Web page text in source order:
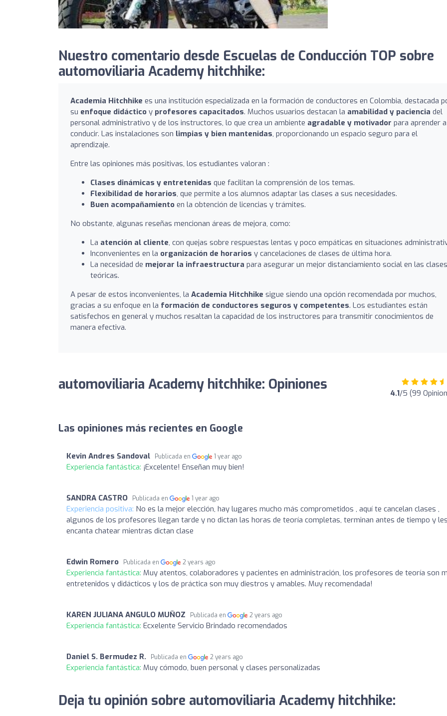
Nuestro comentario desde Escuelas de Conducción TOP sobre
automoviliaria Academy hitchhike:
Academia Hitchhike es una institución especializada en la formación de conductores en Colombia, destacada
su enfoque didáctico y profesores capacitados. Muchos usuarios destacan la amabilidad y paciencia del
personal administrativo y de los instructores, lo que crea un ambiente agradable y motivador para aprender a
conducir. Las instalaciones son limpias y bien mantenidas, proporcionando un espacio seguro para el
aprendizaje.
Entre las opiniones más positivas, los estudiantes valoran :
Clases dinámicas y entretenidas que facilitan la comprensión de los temas.
Flexibilidad de horarios, que permite a los alumnos adaptar las clases a sus necesidades.
Buen acompañamiento en la obtención de licencias y trámites.
No obstante, algunas reseñas mencionan áreas de mejora, como:
La atención al cliente, con quejas sobre respuestas lentas y poco empáticas en situaciones
Inconvenientes en la organización de horarios y cancelaciones de clases de última hora.
La necesidad de mejorar la infraestructura para asegurar un mejor distanciamiento social en las clases
teóricas.
A pesar de estos inconvenientes, la Academia Hitchhike sigue siendo una opción recomendada por muchos,
gracias a su enfoque en la formación de conductores seguros y competentes. Los estudiantes están
satisfechos en general y muchos resaltan la capacidad de los instructores para transmitir conocimientos de
manera efectiva.
automoviliaria Academy hitchhike: Opiniones 4.1/5 (99
Las opiniones más recientes en Google
Kevin Andres Sandoval Publicada en 1 year ago
Experiencia fantástica: ¡Excelente! Enseñan muy bien!
SANDRA CASTRO Publicada en 1 year ago
Experiencia positiva: No es la mejor elección, hay lugares mucho más comprometidos , aquí te cancelan clases ,
algunos de los profesores llegan tarde y no dictan las horas de teoría completas, terminan antes de tiempo y
encanta chatear mientras dictan clase
Edwin Romero Publicada en 2 years ago
Experiencia fantástica: Muy atentos, colaboradores y pacientes en administración, los profesores de teoría son
entretenidos y didácticos y los de práctica son muy diestros y amables. Muy recomendada!
KAREN JULIANA ANGULO MUÑOZ Publicada en 2 years ago
Experiencia fantástica: Ecxelente Servicio Brindado recomendados
Daniel S. Bermudez R. Publicada en 2 years ago
Experiencia fantástica: Muy cómodo, buen personal y clases personalizadas
Deja tu opinión sobre automoviliaria Academy hitchhike: